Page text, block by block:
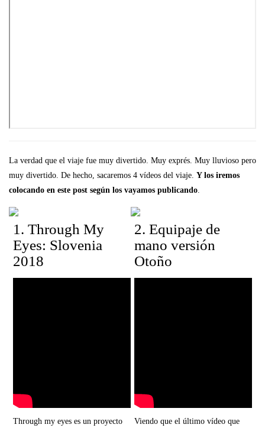
La verdad que el viaje fue muy divertido. Muy exprés. Muy lluvioso pero
muy divertido. De hecho, sacaremos 4 vídeos del viaje. Y los iremos
colocando en este post según los vayamos publicando.
1. Through My
Eyes: Slovenia
2018
Through my eyes es un proyecto
2. Equipaje de
mano versión
Otoño
Viendo que el último vídeo que